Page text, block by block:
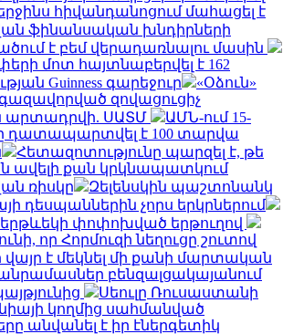
հիվանդանոցում մահացել է
ֆինանսական խնդիրների
է բեմ վերադառնալու մասին
մոտ հայտնաբերվել է 162
Guinness գարեջուր
«Օձուն»
զովացուցիչ
արտադրվի. ՍԱՏՄ
ԱՄՆ-ում 15-
դատապարտվել է 100 տարվա
Հետազոտությունը պարզել է, թե
ավելի քան կրկնապատկում
ռիսկը
Զելենսկին պաշտոնանկ
դեսպաններին չորս երկրներում
կերթևեկի փոփոխված երթուղով
որ Հորմուզի նեղուցը շուտով
է մեկնել մի քանի մարտական
բենզալցակայանում
Սեուլը Ռուսաստանի
կողմից սահմանված
անվանել է իր էներգետիկ